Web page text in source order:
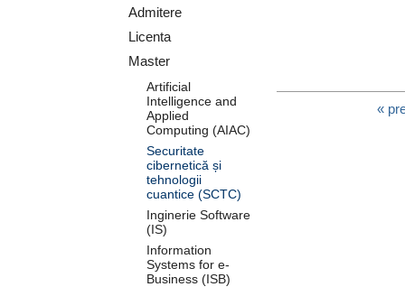
Admitere
Licenta
Master
Artificial
Intelligence and
Applied
Computing (AIAC)
Securitate
cibernetică și
tehnologii
cuantice (SCTC)
Inginerie Software
(IS)
Information
Systems for e-
Business (ISB)
«